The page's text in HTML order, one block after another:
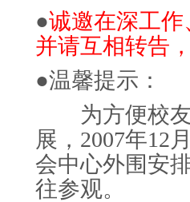
●诚邀在深工
并请互相转告
●温馨提示：
为方便校
展， 2007年12
会中心外围安
往参观。